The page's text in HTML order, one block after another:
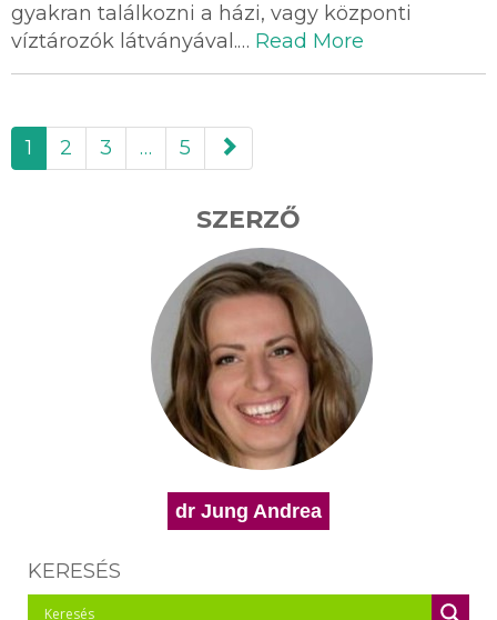
gyakran találkozni a házi, vagy központi
víztározók látványával.… Read More
paging-
navigation
1 2 3 … 5
SZERZŐ
dr Jung Andrea
KERESÉS